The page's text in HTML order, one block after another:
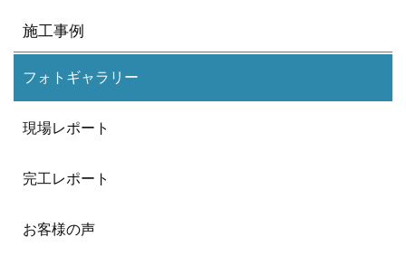
施工事例
フォトギャラリー
現場レポート
完工レポート
お客様の声